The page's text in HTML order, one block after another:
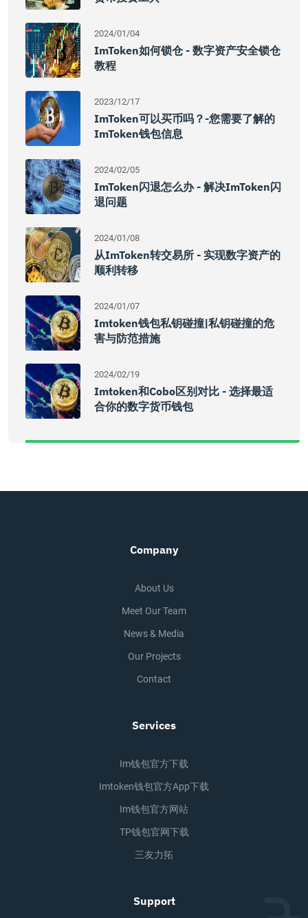
2024/01/04
ImToken如何锁仓 - 数字资产安全锁仓
教程
2023/12/17
ImToken可以买币吗？-您需要了解的
ImToken钱包信息
2024/02/05
ImToken闪退怎么办 - 解决imToken闪
退问题
2024/01/08
从imToken转交易所 - 实现数字资产的
顺利转移
2024/01/07
Imtoken钱包私钥碰撞|私钥碰撞的危
害与防范措施
2024/02/19
Imtoken和cobo区别对比 - 选择最适
合你的数字货币钱包
Company
About Us
Meet Our Team
News & Media
Our Projects
Contact
Services
Im钱包官方下载
Imtoken钱包官方app下载
Im钱包官方网站
TP钱包官网下载
三友力拓
Support